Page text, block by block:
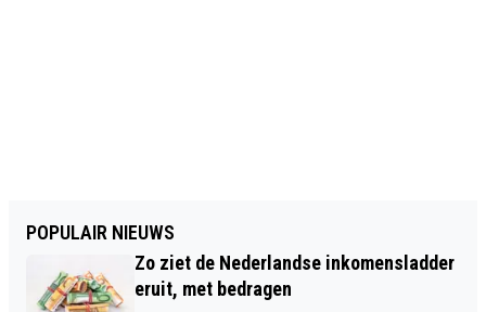
POPULAIR NIEUWS
Zo ziet de Nederlandse inkomensladder
eruit, met bedragen